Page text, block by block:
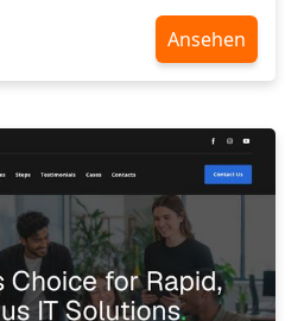
Ansehen